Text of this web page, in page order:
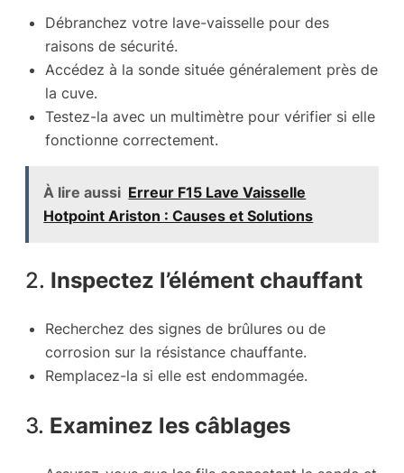
Débranchez votre lave-vaisselle pour des
raisons de sécurité.
Accédez à la sonde située généralement près de
la cuve.
Testez-la avec un multimètre pour vérifier si elle
fonctionne correctement.
À lire aussi Erreur F15 Lave Vaisselle
Hotpoint Ariston : Causes et Solutions
2. Inspectez l’élément chauffant
Recherchez des signes de brûlures ou de
corrosion sur la résistance chauffante.
Remplacez-la si elle est endommagée.
3. Examinez les câblages